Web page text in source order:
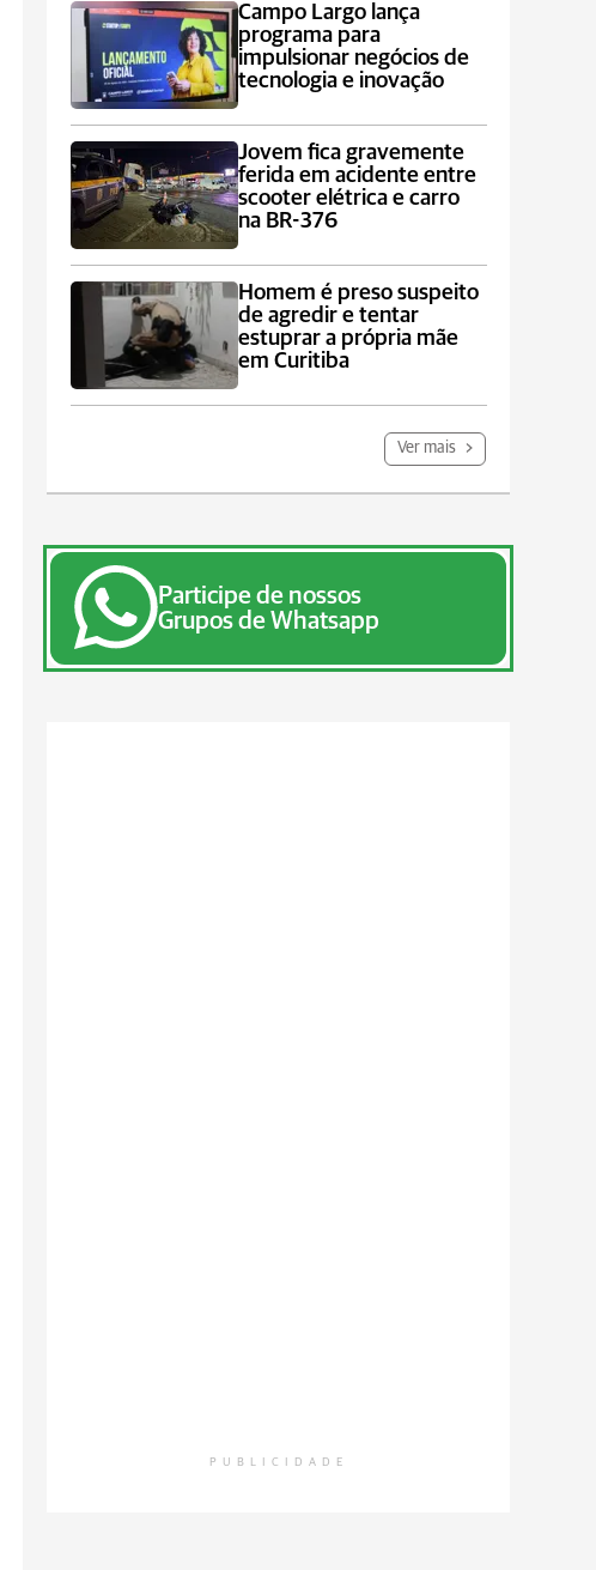
Campo Largo lança
programa para
impulsionar negócios de
tecnologia e inovação
Jovem fica gravemente
ferida em acidente entre
scooter elétrica e carro
na BR-376
Homem é preso suspeito
de agredir e tentar
estuprar a própria mãe
em Curitiba
Ver mais
Participe de nossos
Grupos de Whatsapp
PUBLICIDADE